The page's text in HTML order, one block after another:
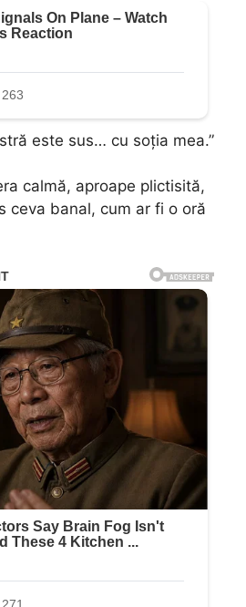
este sus… cu soția mea.”
calmă, aproape plictisită,
ceva banal, cum ar fi o oră